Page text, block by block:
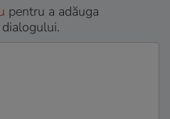
pentru a adăuga